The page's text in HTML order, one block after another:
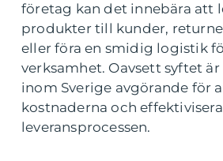
företag kan det innebära att
produkter till kunder,
eller föra en smidig logistik
verksamhet. Oavsett syftet
inom Sverige avgörande för
kostnaderna och effektivisera
leveransprocessen.